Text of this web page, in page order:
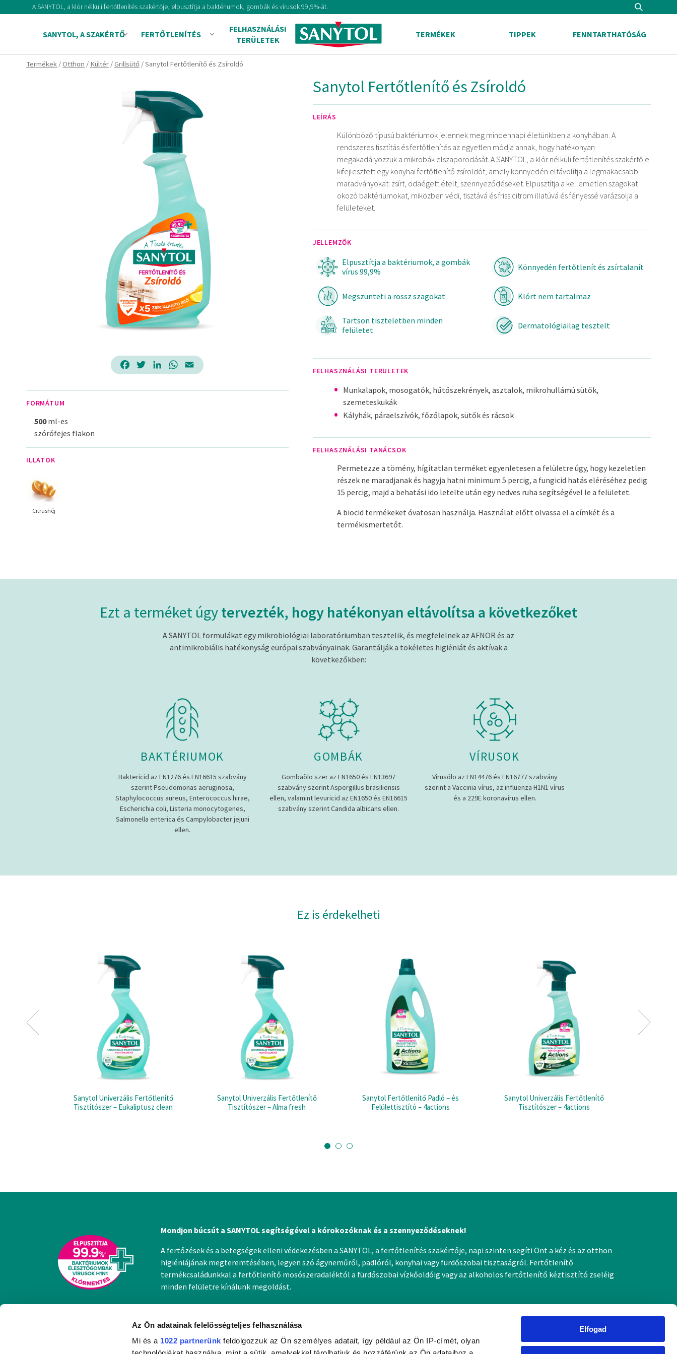
Az Ön adatainak felelősségteljes felhasználása
Mi és a 1022 partnerünk feldolgozzuk az Ön személyes adatait, így például az Ön IP-címét, olyan
Elfogad
A SANYTOL, a klór nélküli fertőtlenítés szakértője, elpusztítja a baktériumok, gombák és vírusok 99,9%-át.
SANYTOL, A SZAKÉRTŐ FERTŐTLENÍTÉS
FELHASZNÁLÁSI
TERÜLETEK
TERMÉKEK TIPPEK FENNTARTHATÓSÁG
Termékek /Otthon / Kültér /Grillsütő / Sanytol Fertőtlenítő és Zsíroldó
Sanytol Fertőtlenítő és Zsíroldó
LEÍRÁS
Különböző típusú baktériumok jelennek meg mindennapi életünkben a konyhában. A
rendszeres tisztítás és fertőtlenítés az egyetlen módja annak, hogy hatékonyan
megakadályozzuk a mikrobák elszaporodását. A SANYTOL, a klór nélküli fertőtlenítés szakértője
kifejlesztett egy konyhai fertőtlenítő zsíroldót, amely könnyedén eltávolítja a legmakacsabb
maradványokat: zsírt, odaégett ételt, szennyeződéseket. Elpusztítja a kellemetlen szagokat
okozó baktériumokat, miközben védi, tisztává és friss citrom illatúvá és fényessé varázsolja a
felületeket.
JELLEMZŐK
Elpusztítja a baktériumok, a gombák
vírus 99,9%
Könnyedén fertőtlenít és zsírtalanít
Megszünteti a rossz szagokat Klórt nem tartalmaz
Tartson tiszteletben minden
felületet
Dermatológiailag tesztelt
FELHASZNÁLÁSI TERÜLETEK
Munkalapok, mosogatók, hűtőszekrények, asztalok, mikrohullámú sütők,
szemeteskukák
Kályhák, páraelszívók, főzőlapok, sütők és rácsok
FELHASZNÁLÁSI TANÁCSOK
Permetezze a tömény, hígítatlan terméket egyenletesen a felületre úgy, hogy kezeletlen
részek ne maradjanak és hagyja hatni minimum 5 percig, a fungicid hatás eléréséhez pedig
15 percig, majd a behatási ido letelte után egy nedves ruha segítségével le a felületet.
A biocid termékeket óvatosan használja. Használat előtt olvassa el a címkét és a
termékismertetőt.
FacebookTwitterLinkedInWhatsApp
Email
FORMÁTUM
500ml-es
szórófejes flakon
ILLATOK
Citrushéj
Ezt a terméket úgytervezték, hogy hatékonyan eltávolítsa a következőket
A SANYTOL formulákat egy mikrobiológiai laboratóriumban tesztelik, és megfelelnek az AFNOR és az
antimikrobiális hatékonyság európai szabványainak. Garantálják a tökéletes higiéniát és aktívak a
következőkben:
BAKTÉRIUMOK
Baktericid az EN1276 és EN16615 szabvány
szerint Pseudomonas aeruginosa,
Staphylococcus aureus, Enterococcus hirae,
Escherichia coli, Listeria monocytogenes,
Salmonella enterica és Campylobacter jejuni
ellen.
GOMBÁK
Gombaölo szer az EN1650 és EN13697
szabvány szerint Aspergillus brasiliensis
ellen, valamint levuricid az EN1650 és EN16615
szabvány szerint Candida albicans ellen.
VÍRUSOK
Vírusölo az EN14476 és EN16777 szabvány
szerint a Vaccinia vírus, az influenza H1N1 vírus
és a 229E koronavírus ellen.
Ez is érdekelheti
Sanytol Univerzális Fertőtlenítő
Tisztítószer – Eukaliptusz clean
Sanytol Univerzális Fertőtlenítő
Tisztítószer – Alma fresh
Sanytol Fertőtlenítő Padló – és
Felülettisztító – 4actions
Sanytol Univerzális Fertőtlenítő
Tisztítószer – 4actions
Mondjon búcsút a SANYTOL segítségével a kórokozóknak és a szennyeződéseknek!
A fertőzések és a betegségek elleni védekezésben a SANYTOL, a fertőtlenítés szakértője, napi szinten segíti Önt a kéz és az otthon
higiéniájának megteremtésében, legyen szó ágyneműről, padlóról, konyhai vagy fürdőszobai tisztaságról. Fertőtlenítő
termékcsaládunkkal a fertőtlenítő mosószeradaléktól a fürdőszobai vízkőoldóig vagy az alkoholos fertőtlenítő kéztisztító zseléig
minden felületre kínálunk megoldást.